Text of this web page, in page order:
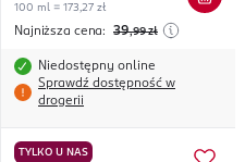
100 ml = 173,27 zł
Najniższa cena: 39,99 zł
Niedostępny online
Sprawdź dostępność w
drogerii
TYLKO U NAS